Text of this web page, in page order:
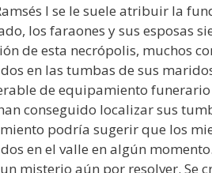
I se le suele atribuir la
los faraones y sus esposas
de esta necrópolis, muchos
en las tumbas de sus
de equipamiento
conseguido localizar sus
podría sugerir que los
en el valle en algún
misterio aún por resolver. Se